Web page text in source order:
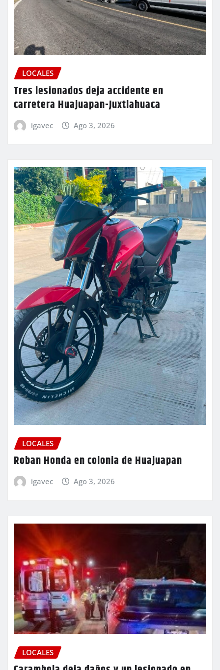
LOCALES
Tres lesionados deja accidente en
carretera Huajuapan-Juxtlahuaca
igavec Ago 3, 2026
LOCALES
Roban Honda en colonia de Huajuapan
igavec Ago 3, 2026
LOCALES